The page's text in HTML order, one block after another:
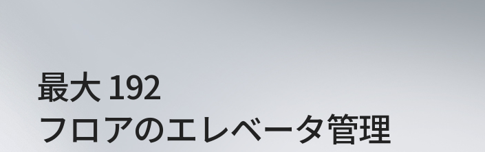
最大 192
フロアのエレベータ管理